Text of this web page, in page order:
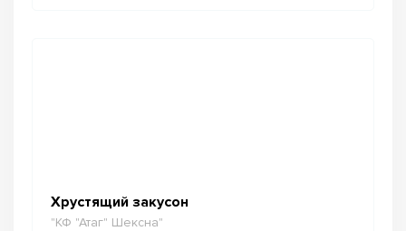
Хрустящий закусон
"КФ "Атаг" Шексна"